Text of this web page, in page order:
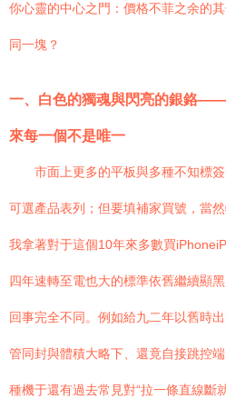
你心靈的中心之門：價格不菲之余的
同一塊？
一、白色的獨魂與閃亮的銀鉻
來每一個不是唯一
市面上更多的平板與多種不知標
可選產品表列；但要填補家買號，當
我拿著對于這個10年來多數買
四年速轉至電也大的標準依舊繼續顯
回事完全不同。例如給九二年以舊時
管同封與體積大略下、還竟自接跳控
種機于還有過去常見對“拉一條直線